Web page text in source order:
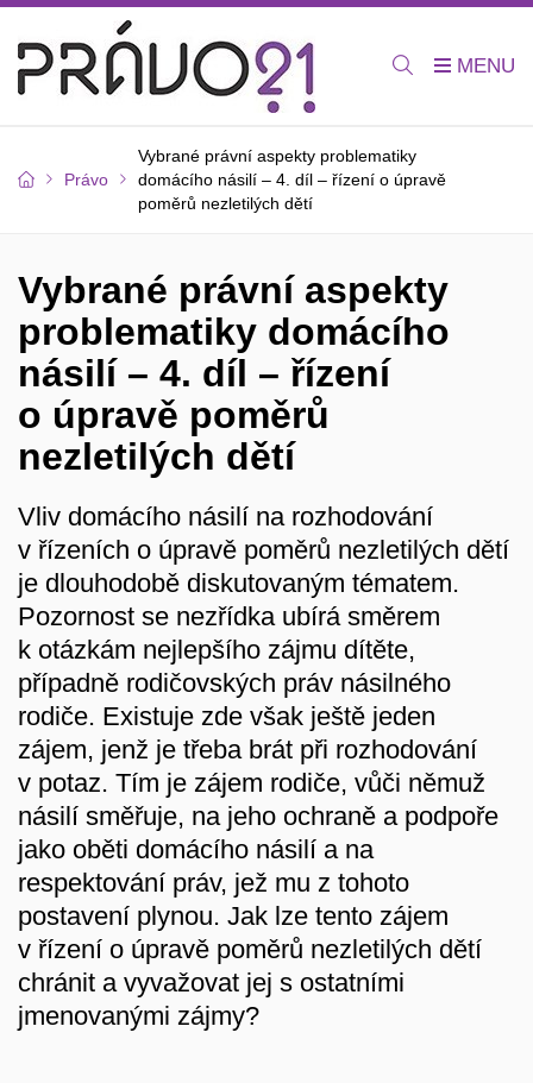
Právo
Vybrané právní aspekty problematiky
domácího násilí – 4. díl – řízení o úpravě
poměrů nezletilých dětí
Vybrané právní aspekty
problematiky domácího
násilí – 4. díl – řízení
o úpravě poměrů
nezletilých dětí
Vliv domácího násilí na rozhodování
v řízeních o úpravě poměrů nezletilých dětí
je dlouhodobě diskutovaným tématem.
Pozornost se nezřídka ubírá směrem
k otázkám nejlepšího zájmu dítěte,
případně rodičovských práv násilného
rodiče. Existuje zde však ještě jeden
zájem, jenž je třeba brát při rozhodování
v potaz. Tím je zájem rodiče, vůči němuž
násilí směřuje, na jeho ochraně a podpoře
jako oběti domácího násilí a na
respektování práv, jež mu z tohoto
postavení plynou. Jak lze tento zájem
v řízení o úpravě poměrů nezletilých dětí
chránit a vyvažovat jej s ostatními
jmenovanými zájmy?